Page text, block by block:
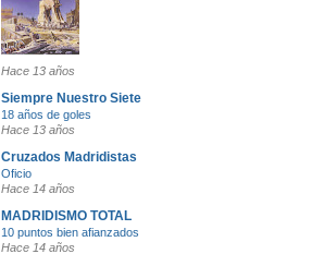
Hace 13 años
Siempre Nuestro Siete
18 años de goles
Hace 13 años
Cruzados Madridistas
Oficio
Hace 14 años
MADRIDISMO TOTAL
10 puntos bien afianzados
Hace 14 años